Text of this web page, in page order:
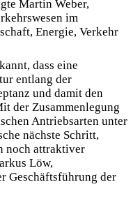
Martin Weber,
im
Energie, Verkehr
dass eine
entlang der
und damit den
der Zusammenlegung
Antriebsarten unter
nächste Schritt,
noch attraktiver
Löw,
Geschäftsführung der